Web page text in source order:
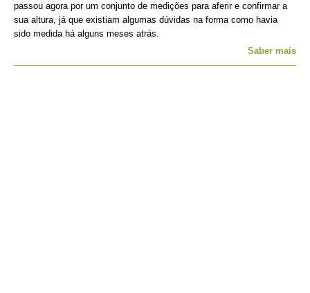
passou agora por um conjunto de medições para aferir e confirmar a
sua altura, já que existiam algumas dúvidas na forma como havia
sido medida há alguns meses atrás.
Saber mais